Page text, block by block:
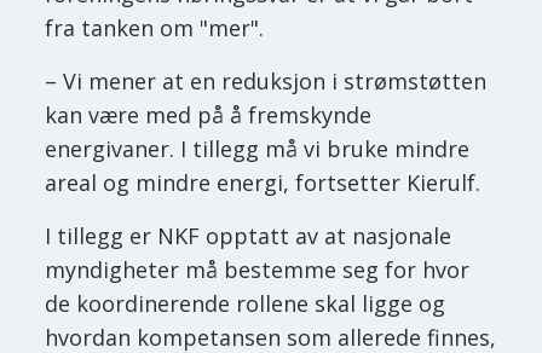
fra tanken om "mer".
– Vi mener at en reduksjon i strømstøtten
kan være med på å fremskynde
energivaner. I tillegg må vi bruke mindre
areal og mindre energi, fortsetter Kierulf.
I tillegg er NKF opptatt av at nasjonale
myndigheter må bestemme seg for hvor
de koordinerende rollene skal ligge og
hvordan kompetansen som allerede finnes,